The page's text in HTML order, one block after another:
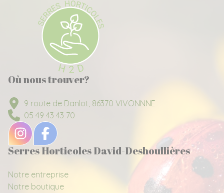
Où nous trouver?
9 route de Danlot, 86370 VIVONNNE
05 49 43 43 70
Serres Horticoles David-Deshoullières
Notre entreprise
Notre boutique